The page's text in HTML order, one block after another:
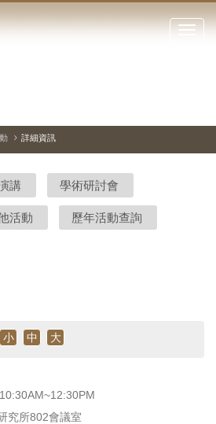
點
閉
站
停、
圖
圖
結
詳細資訊
講 學術研討會
活動 歷年活動查詢
小 中 大
究所802會議室